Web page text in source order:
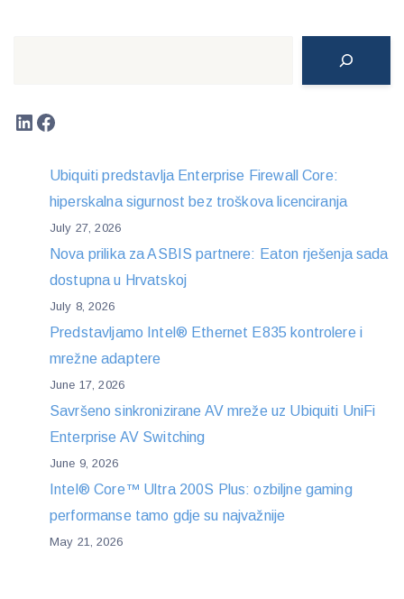
LinkedIn
Facebook
Ubiquiti predstavlja Enterprise Firewall Core:
hiperskalna sigurnost bez troškova licenciranja
July 27, 2026
Nova prilika za ASBIS partnere: Eaton rješenja sada
dostupna u Hrvatskoj
July 8, 2026
Predstavljamo Intel® Ethernet E835 kontrolere i
mrežne adaptere
June 17, 2026
Savršeno sinkronizirane AV mreže uz Ubiquiti UniFi
Enterprise AV Switching
June 9, 2026
Intel® Core™ Ultra 200S Plus: ozbiljne gaming
performanse tamo gdje su najvažnije
May 21, 2026